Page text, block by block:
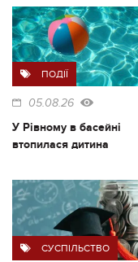
ПОДІЇ
05.08.26
У Рівному в басейні
втопилася дитина
СУСПІЛЬСТВО